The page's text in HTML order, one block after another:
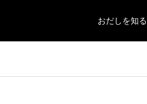
おだしを知る